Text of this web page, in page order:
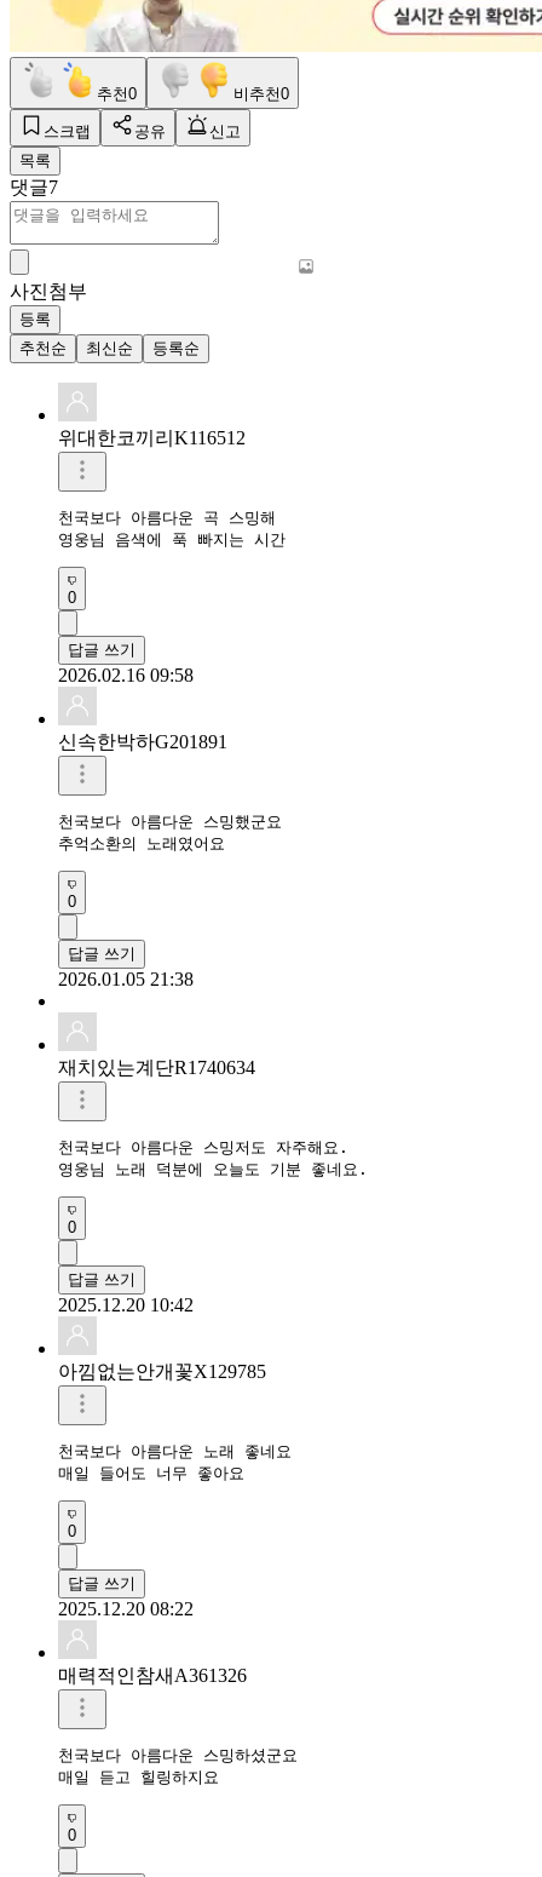
추천0 비추천0
스크랩 공유
신고
목록
댓글7
사진첨부
등록
추천순
최신순 등록순
위대한코끼리K116512
천국보다 아름다운 곡 스밍해
영웅님 음색에 푹 빠지는 시간
0
답글 쓰기
2026.02.16 09:58
신속한박하G201891
천국보다 아름다운 스밍했군요
추억소환의 노래였어요
0
답글 쓰기
2026.01.05 21:38
재치있는계단R1740634
천국보다 아름다운 스밍저도 자주해요.
0
답글 쓰기
2025.12.20 10:42
아낌없는안개꽃X129785
천국보다 아름다운 노래 좋네요
매일 들어도 너무 좋아요
0
답글 쓰기
2025.12.20 08:22
매력적인참새A361326
천국보다 아름다운 스밍하셨군요
매일 듣고 힐링하지요
0